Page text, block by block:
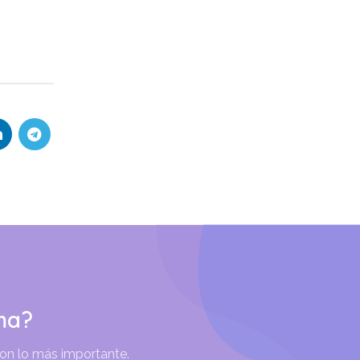
lo más importante.